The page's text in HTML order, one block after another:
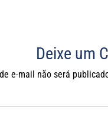
Deixe um
e-mail não será